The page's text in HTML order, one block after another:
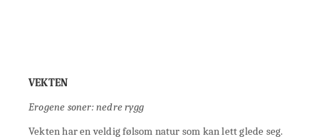
VEKTEN
Erogene soner: nedre rygg
Vekten har en veldig følsom natur som kan lett glede seg.